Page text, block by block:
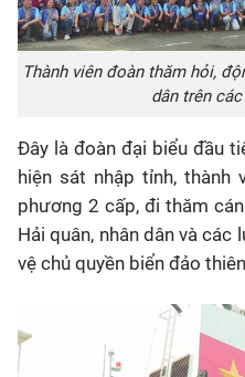
Thành viên đoàn thăm hỏi,
dân trên
Đây là đoàn đại biểu đầu
hiện sát nhập tỉnh, thành
phương 2 cấp, đi thăm
Hải quân, nhân dân và
vệ chủ quyền biển đảo